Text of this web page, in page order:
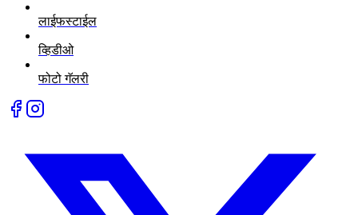
लाईफस्टाईल
व्हिडीओ
फोटो गॅलरी